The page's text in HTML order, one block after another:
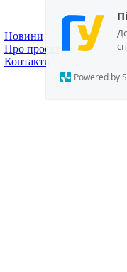
Powered by
Новини
Про проєкт
Контакти